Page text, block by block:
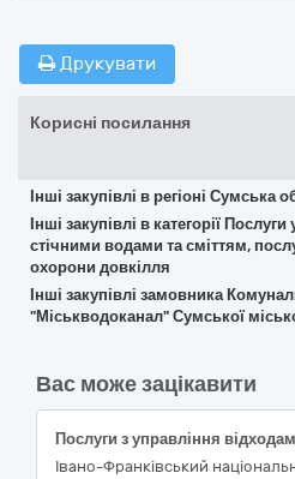
Друкувати
Корисні посилання
Інші закупівлі в регіоні Сумська
Інші закупівлі в категорії
стічними водами та сміттям,
охорони довкілля
Інші закупівлі замовника
"Міськводоканал" Сумської
Вас може зацікавити
Івано-Франківський